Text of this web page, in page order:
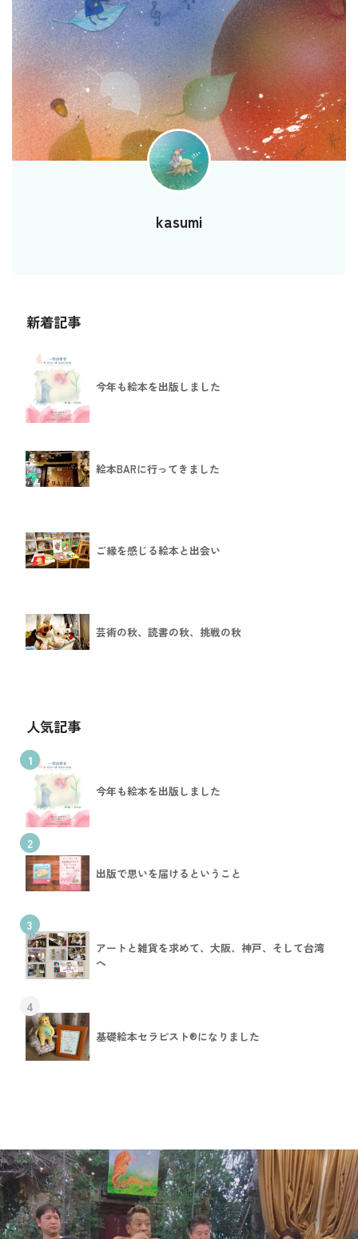
kasumi
新着記事
今年も絵本を出版しました
絵本BARに行ってきました
ご縁を感じる絵本と出会い
芸術の秋、読書の秋、挑戦の秋
人気記事
1
今年も絵本を出版しました
2
出版で思いを届けるということ
3
アートと雑貨を求めて、大阪、神戸、そして台湾
へ
4
基礎絵本セラピスト®︎になりました